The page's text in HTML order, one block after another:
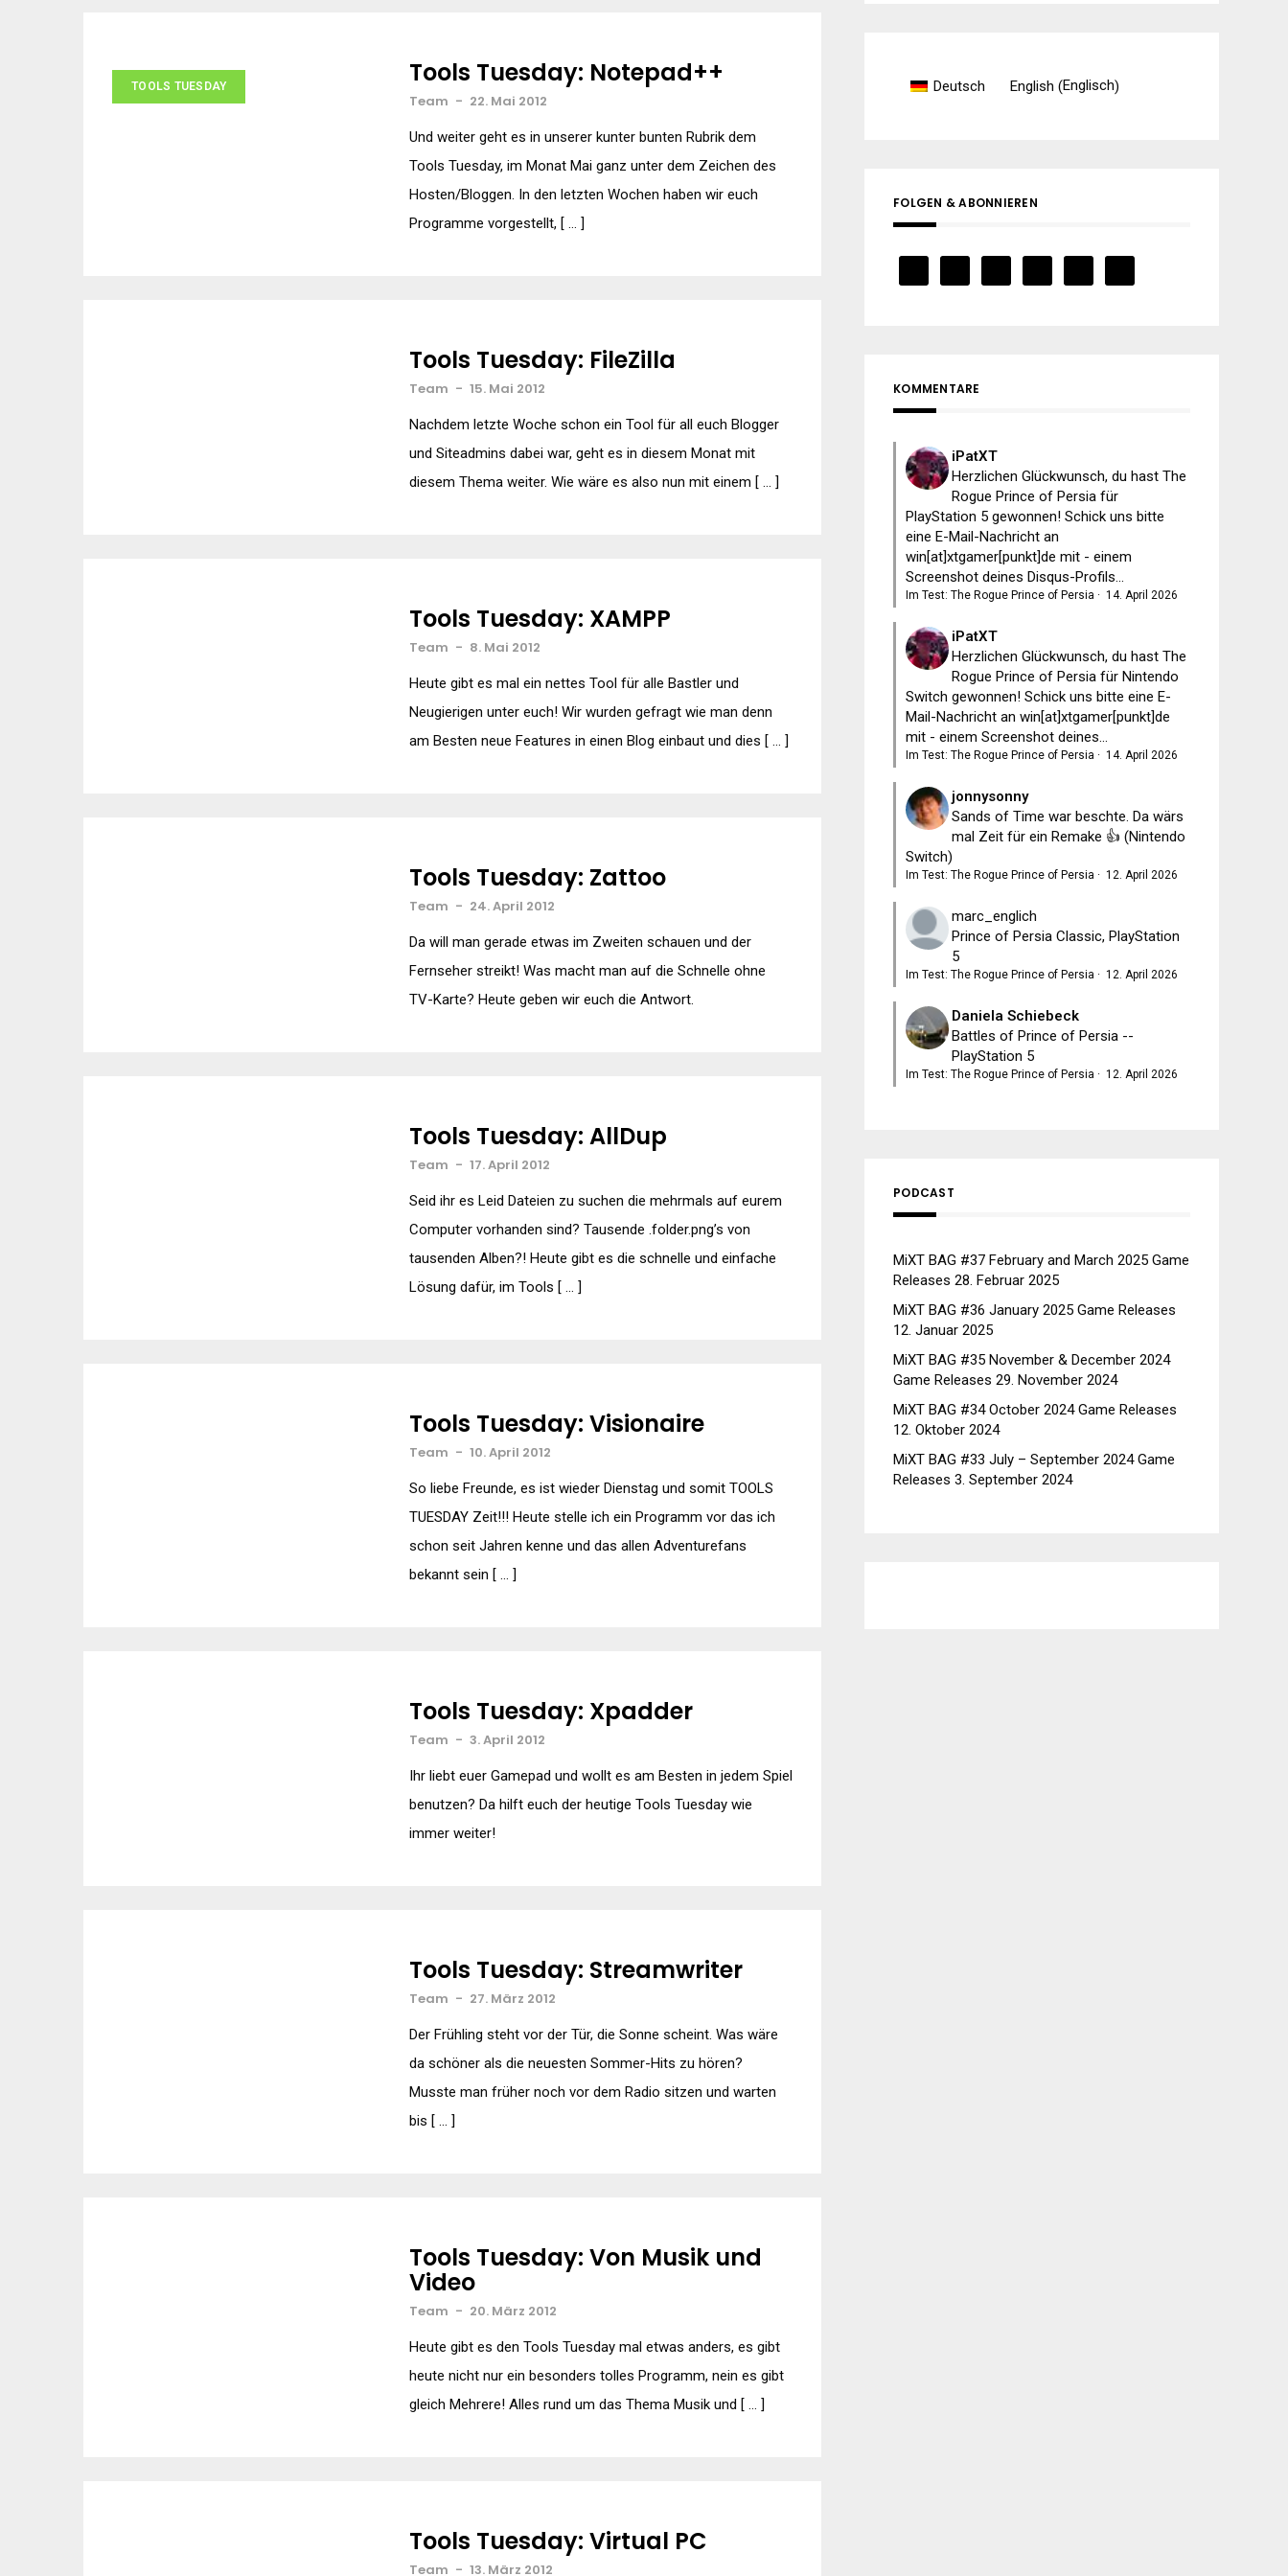
TOOLS TUESDAY Tools Tuesday: Notepad++
Team - 22. Mai 2012
Und weiter geht es in unserer kunter bunten Rubrik dem
Tools Tuesday, im Monat Mai ganz unter dem Zeichen des
Hosten/Bloggen. In den letzten Wochen haben wir euch
Programme vorgestellt, [ … ]
Tools Tuesday: FileZilla
Team - 15. Mai 2012
Nachdem letzte Woche schon ein Tool für all euch Blogger
und Siteadmins dabei war, geht es in diesem Monat mit
diesem Thema weiter. Wie wäre es also nun mit einem [ … ]
Tools Tuesday: XAMPP
Team - 8. Mai 2012
Heute gibt es mal ein nettes Tool für alle Bastler und
Neugierigen unter euch! Wir wurden gefragt wie man denn
am Besten neue Features in einen Blog einbaut und dies [ … ]
Tools Tuesday: Zattoo
Team - 24. April 2012
Da will man gerade etwas im Zweiten schauen und der
Fernseher streikt! Was macht man auf die Schnelle ohne
TV-Karte? Heute geben wir euch die Antwort.
Tools Tuesday: AllDup
Team - 17. April 2012
Seid ihr es Leid Dateien zu suchen die mehrmals auf eurem
Computer vorhanden sind? Tausende .folder.png’s von
tausenden Alben?! Heute gibt es die schnelle und einfache
Lösung dafür, im Tools [ … ]
Tools Tuesday: Visionaire
Team - 10. April 2012
So liebe Freunde, es ist wieder Dienstag und somit TOOLS
TUESDAY Zeit!!! Heute stelle ich ein Programm vor das ich
schon seit Jahren kenne und das allen Adventurefans
bekannt sein [ … ]
Tools Tuesday: Xpadder
Team - 3. April 2012
Ihr liebt euer Gamepad und wollt es am Besten in jedem Spiel
benutzen? Da hilft euch der heutige Tools Tuesday wie
immer weiter!
Tools Tuesday: Streamwriter
Team - 27. März 2012
Der Frühling steht vor der Tür, die Sonne scheint. Was wäre
da schöner als die neuesten Sommer-Hits zu hören?
Musste man früher noch vor dem Radio sitzen und warten
bis [ … ]
Tools Tuesday: Von Musik und
Video
Team - 20. März 2012
Heute gibt es den Tools Tuesday mal etwas anders, es gibt
heute nicht nur ein besonders tolles Programm, nein es gibt
gleich Mehrere! Alles rund um das Thema Musik und [ … ]
Tools Tuesday: Virtual PC
Team - 13. März 2012
Deutsch English (Englisch)
FOLGEN & ABONNIEREN
KOMMENTARE
iPatXT
Herzlichen Glückwunsch, du hast The
Rogue Prince of Persia für
PlayStation 5 gewonnen! Schick uns bitte
eine E-Mail-Nachricht an
win[at]xtgamer[punkt]de mit - einem
Screenshot deines Disqus-Profils...
Im Test: The Rogue Prince of Persia · 14. April 2026
iPatXT
Herzlichen Glückwunsch, du hast The
Rogue Prince of Persia für Nintendo
Switch gewonnen! Schick uns bitte eine E-
Mail-Nachricht an win[at]xtgamer[punkt]de
mit - einem Screenshot deines...
Im Test: The Rogue Prince of Persia · 14. April 2026
jonnysonny
Sands of Time war beschte. Da wärs
mal Zeit für ein Remake 👍 (Nintendo
Switch)
Im Test: The Rogue Prince of Persia · 12. April 2026
marc_englich
Prince of Persia Classic, PlayStation
5
Im Test: The Rogue Prince of Persia · 12. April 2026
Daniela Schiebeck
Battles of Prince of Persia --
PlayStation 5
Im Test: The Rogue Prince of Persia · 12. April 2026
PODCAST
MiXT BAG #37 February and March 2025 Game
Releases 28. Februar 2025
MiXT BAG #36 January 2025 Game Releases
12. Januar 2025
MiXT BAG #35 November & December 2024
Game Releases 29. November 2024
MiXT BAG #34 October 2024 Game Releases
12. Oktober 2024
MiXT BAG #33 July – September 2024 Game
Releases 3. September 2024